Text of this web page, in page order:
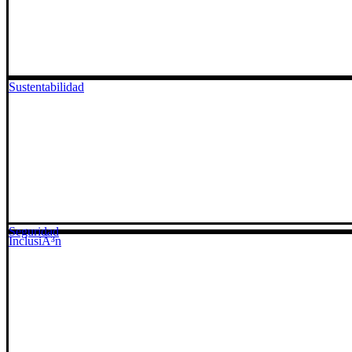
Sustentabilidad
InclusiÃ³n
Seguridad